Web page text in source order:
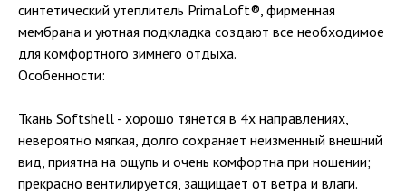
синтетический утеплитель PrimaLoft®, фирменная
мембрана и уютная подкладка создают все необходимое
для комфортного зимнего отдыха.
Особенности:
Ткань Softshell - хорошо тянется в 4х направлениях,
невероятно мягкая, долго сохраняет неизменный внешний
вид, приятна на ощупь и очень комфортна при ношении;
прекрасно вентилируется, защищает от ветра и влаги.